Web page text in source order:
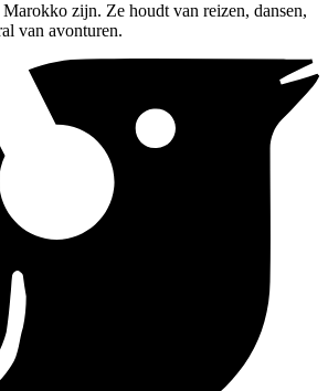
zijn. Ze houdt van reizen, dansen,
van avonturen.